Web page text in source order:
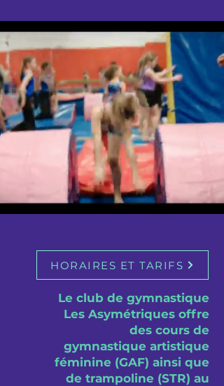
CLUB DE GYMNASTIQUE
ARTISTIQUE FÉMININE
ET DE TRAMPOLINE
"Passion, communauté et
excellence, ensemble vers
le sommet"
HORAIRES ET TARIFS
Le club de gymnastique
Les Asymétriques offre
des cours de
gymnastique artistique
féminine (GAF) ainsi que
de trampoline (STR) au